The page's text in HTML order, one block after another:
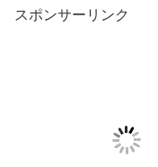
スポンサーリンク